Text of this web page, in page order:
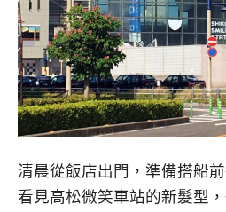
清晨從飯店出門，準備搭船
看見高松微笑車站的新髮型